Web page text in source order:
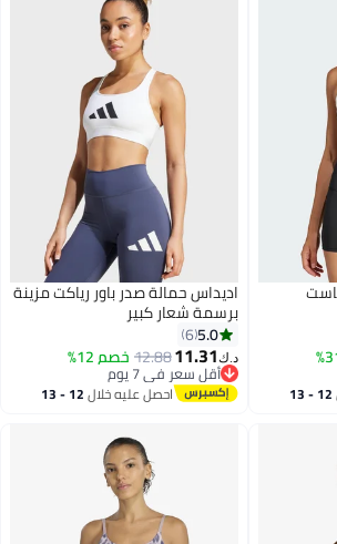
12 - 13
3
اديداس حمالة صدر باور رياكت مزينة
برسمة شعار كبير
5.0
6
د.ك‏11.31
12.88خصم 12%
أقل سعر في 7 يوم
أقل سعر في 7 يوماحصل عليه خلال 12 - 13